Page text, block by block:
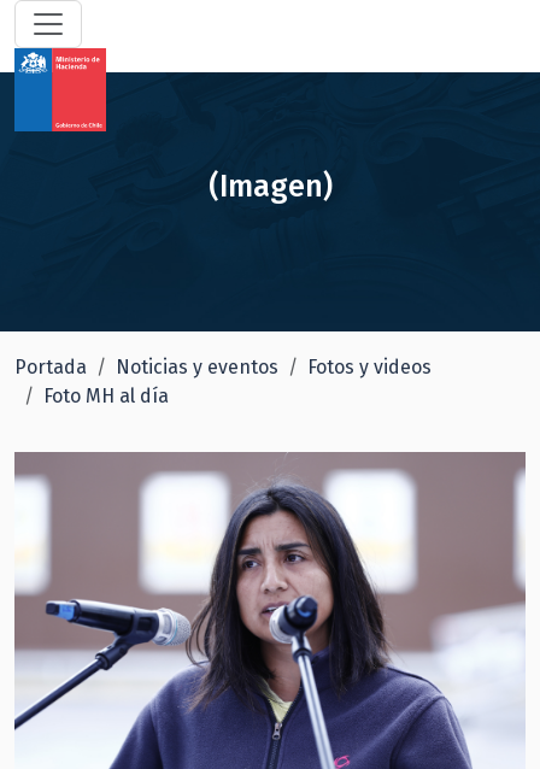
(Imagen)
Portada Noticias y eventos
Fotos y videos
Foto MH al día